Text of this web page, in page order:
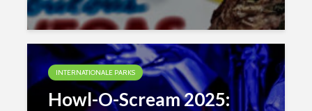
INTERNATIONALE PARKS
Howl-O-Scream 2025: